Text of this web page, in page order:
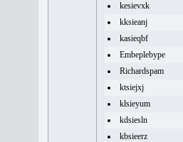
kesievxk
kksieanj
kasieqbf
Embeplebype
Richardspam
ktsiejxj
klsieyum
kdsiesln
kbsieerz